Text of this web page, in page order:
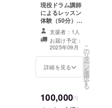
現役ドラム講師
によるレッスン
体験（50分）1
回+スタジオ利用
（60分）4回
分、愛を込めた
サンクスメール
有効期限：2025
年12月末
支援者：1人
お届け予定：
2025年09月
詳細を見る
こ
の
リ
タ
ー
ン
を
選
択
す
る
100,000円